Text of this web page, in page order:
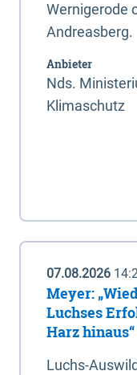
Wernigerode
Andreasberg.
Anbieter
Nds.
Klimaschutz
07.08.2026
Meyer:
Luchses
Harz hinaus“
Luchs-